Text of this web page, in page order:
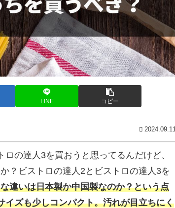
LINE コピー
2024.09.11
の達人3を買おうと思ってるんだけど、
？ビストロの達人2とビストロの達人3を
違いは日本製か中国製なのか？という点
イズも少しコンパクト。汚れが目立ちにく